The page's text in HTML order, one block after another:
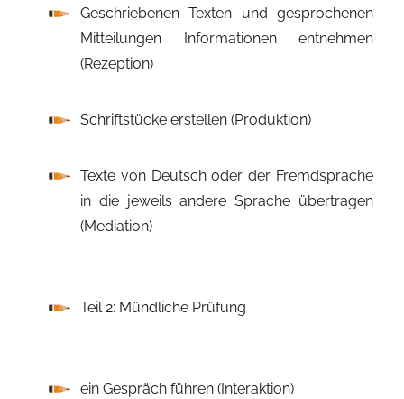
Geschriebenen Texten und gesprochenen
Mitteilungen Informationen entnehmen
(Rezeption)
Schriftstücke erstellen (Produktion)
Texte von Deutsch oder der Fremdsprache
in die jeweils andere Sprache übertragen
(Mediation)
Teil 2: Mündliche Prüfung
ein Gespräch führen (Interaktion)